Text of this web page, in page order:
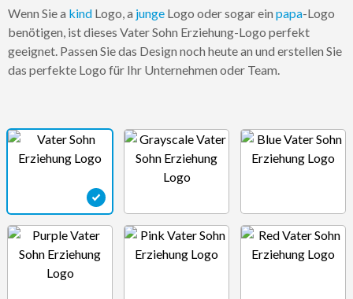
Wenn Sie a kind Logo, a junge Logo oder sogar ein papa-Logo
benötigen, ist dieses Vater Sohn Erziehung-Logo perfekt
geeignet. Passen Sie das Design noch heute an und erstellen Sie
das perfekte Logo für Ihr Unternehmen oder Team.